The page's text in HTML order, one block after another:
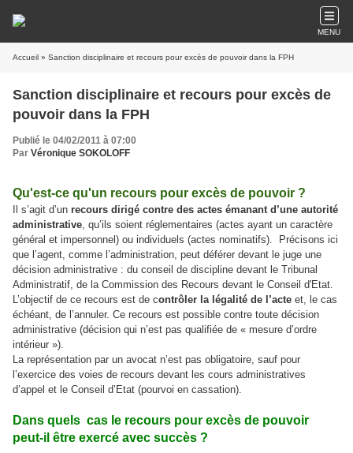
MENU
Accueil » Sanction disciplinaire et recours pour excès de pouvoir dans la FPH
Sanction disciplinaire et recours pour excès de
pouvoir dans la FPH
Publié le 04/02/2011 à 07:00
Par Véronique SOKOLOFF
Qu'est-ce qu'un recours pour excès de pouvoir ?
Il s’agit d’un recours dirigé contre des actes émanant d’une autorité
administrative, qu’ils soient réglementaires (actes ayant un caractère
général et impersonnel) ou individuels (actes nominatifs). Précisons ici
que l’agent, comme l’administration, peut déférer devant le juge une
décision administrative : du conseil de discipline devant le Tribunal
Administratif, de la Commission des Recours devant le Conseil d'Etat.
L’objectif de ce recours est de contrôler la légalité de l’acte et, le cas
échéant, de l’annuler. Ce recours est possible contre toute décision
administrative (décision qui n’est pas qualifiée de « mesure d’ordre
intérieur »).
La représentation par un avocat n’est pas obligatoire, sauf pour
l’exercice des voies de recours devant les cours administratives
d’appel et le Conseil d’Etat (pourvoi en cassation).
Dans quels cas le recours pour excès de pouvoir
peut-il être exercé avec succès ?